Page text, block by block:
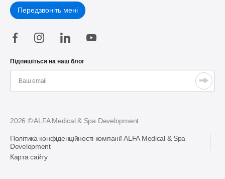
Передзвоніть мені
Підпишіться на наш блог
2026 © ALFA Medical & Spa Development
Політика конфіденційності компанії ALFA Medical & Spa
Development
Карта сайту